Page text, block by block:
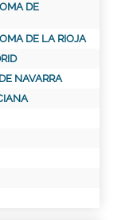
DE
DE LA RIOJA
NAVARRA